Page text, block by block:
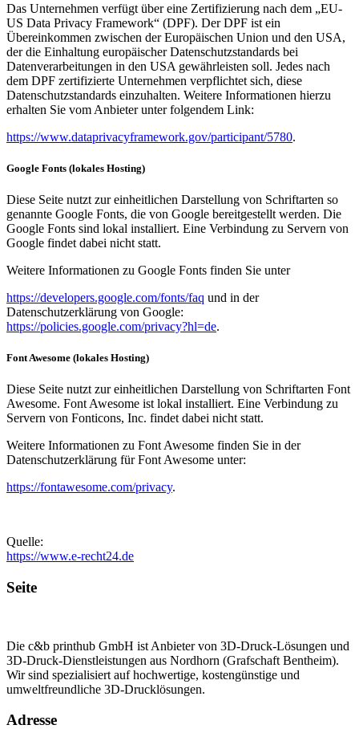
Das Unternehmen verfügt über eine Zertifizierung nach dem „EU-
US Data Privacy Framework“ (DPF). Der DPF ist ein
Übereinkommen zwischen der Europäischen Union und den USA,
der die Einhaltung europäischer Datenschutzstandards bei
Datenverarbeitungen in den USA gewährleisten soll. Jedes nach
dem DPF zertifizierte Unternehmen verpflichtet sich, diese
Datenschutzstandards einzuhalten. Weitere Informationen hierzu
erhalten Sie vom Anbieter unter folgendem Link:
https://www.dataprivacyframework.gov/participant/5780.
Google Fonts (lokales Hosting)
Diese Seite nutzt zur einheitlichen Darstellung von Schriftarten so
genannte Google Fonts, die von Google bereitgestellt werden. Die
Google Fonts sind lokal installiert. Eine Verbindung zu Servern von
Google findet dabei nicht statt.
Weitere Informationen zu Google Fonts finden Sie unter
https://developers.google.com/fonts/faq und in der
Datenschutzerklärung von Google:
https://policies.google.com/privacy?hl=de.
Font Awesome (lokales Hosting)
Diese Seite nutzt zur einheitlichen Darstellung von Schriftarten Font
Awesome. Font Awesome ist lokal installiert. Eine Verbindung zu
Servern von Fonticons, Inc. findet dabei nicht statt.
Weitere Informationen zu Font Awesome finden Sie in der
Datenschutzerklärung für Font Awesome unter:
https://fontawesome.com/privacy.
Quelle:
https://www.e-recht24.de
Seite
Die c&b printhub GmbH ist Anbieter von 3D-Druck-Lösungen und
3D-Druck-Dienstleistungen aus Nordhorn (Grafschaft Bentheim).
Wir sind spezialisiert auf hochwertige, kostengünstige und
umweltfreundliche 3D-Drucklösungen.
Adresse